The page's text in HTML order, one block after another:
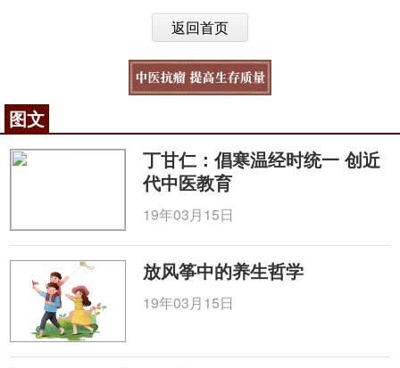
返回首页
图文
丁甘仁：倡寒温经时统一 创近
代中医教育
19年03月15日
放风筝中的养生哲学
19年03月15日